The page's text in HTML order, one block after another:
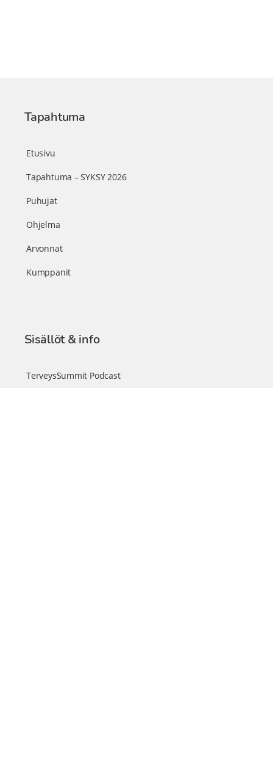
Tapahtuma
Etusivu
Tapahtuma – SYKSY 2026
Puhujat
Ohjelma
Arvonnat
Kumppanit
Sisällöt & info
TerveysSummit Podcast